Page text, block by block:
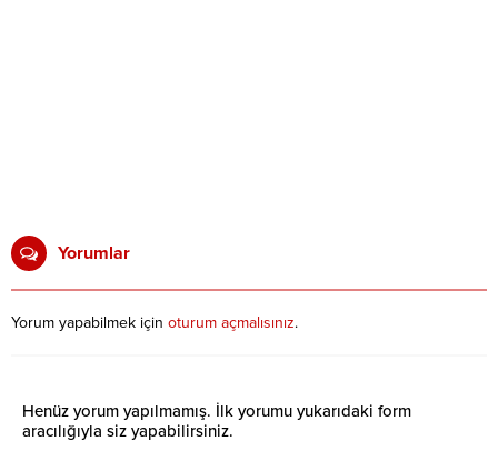
Yorumlar
Yorum yapabilmek için oturum açmalısınız.
Henüz yorum yapılmamış. İlk yorumu yukarıdaki form
aracılığıyla siz yapabilirsiniz.